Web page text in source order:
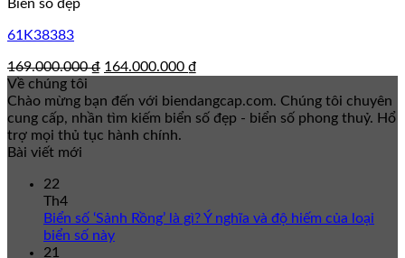
Biển số đẹp
61K38383
169.000.000₫ Giá
là:
169.000.000 ₫.
164.000.000 ₫
tại
là:
Về chúng tôi
Chào mừng bạn đến với biendangcap.com. Chúng tôi chuyên
cung cấp, nhần tìm kiếm biển số đẹp - biển số phong thuỷ. Hổ
trợ mọi thủ tục hành chính.
Bài viết mới
22
Th4
Biển số ‘Sảnh Rồng’ là gì? Ý nghĩa và độ hiếm của loại
biển số này
21